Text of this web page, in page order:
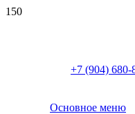
+7 (904) 680-
Основное меню